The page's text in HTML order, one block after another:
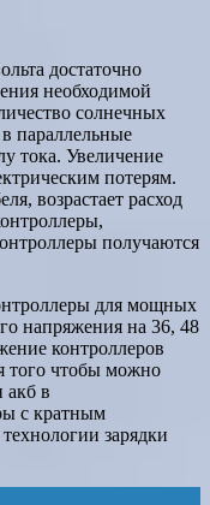
достаточно
необходимой
солнечных
параллельные
тока. Увеличение
потерям.
возрастает расход
получаются
для мощных
напряжения на 36, 48
контроллеров
того чтобы можно
акб в
с кратным
зарядки